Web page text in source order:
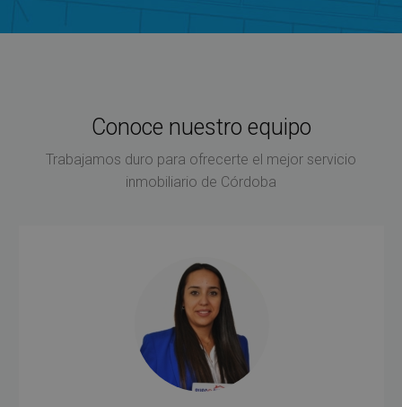
Conoce nuestro equipo
Trabajamos duro para ofrecerte el mejor servicio
inmobiliario de Córdoba